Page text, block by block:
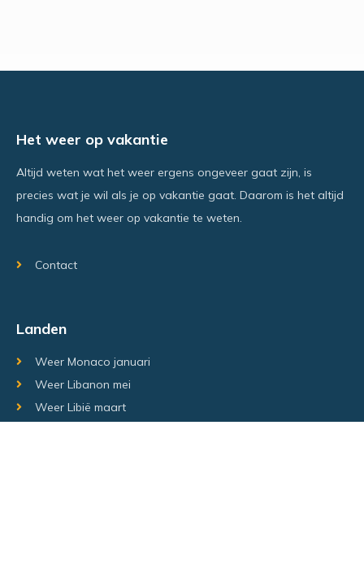
Het weer op vakantie
Altijd weten wat het weer ergens ongeveer gaat zijn, is
precies wat je wil als je op vakantie gaat. Daarom is het altijd
handig om het weer op vakantie te weten.
Contact
Landen
Weer Monaco januari
Weer Libanon mei
Weer Libië maart